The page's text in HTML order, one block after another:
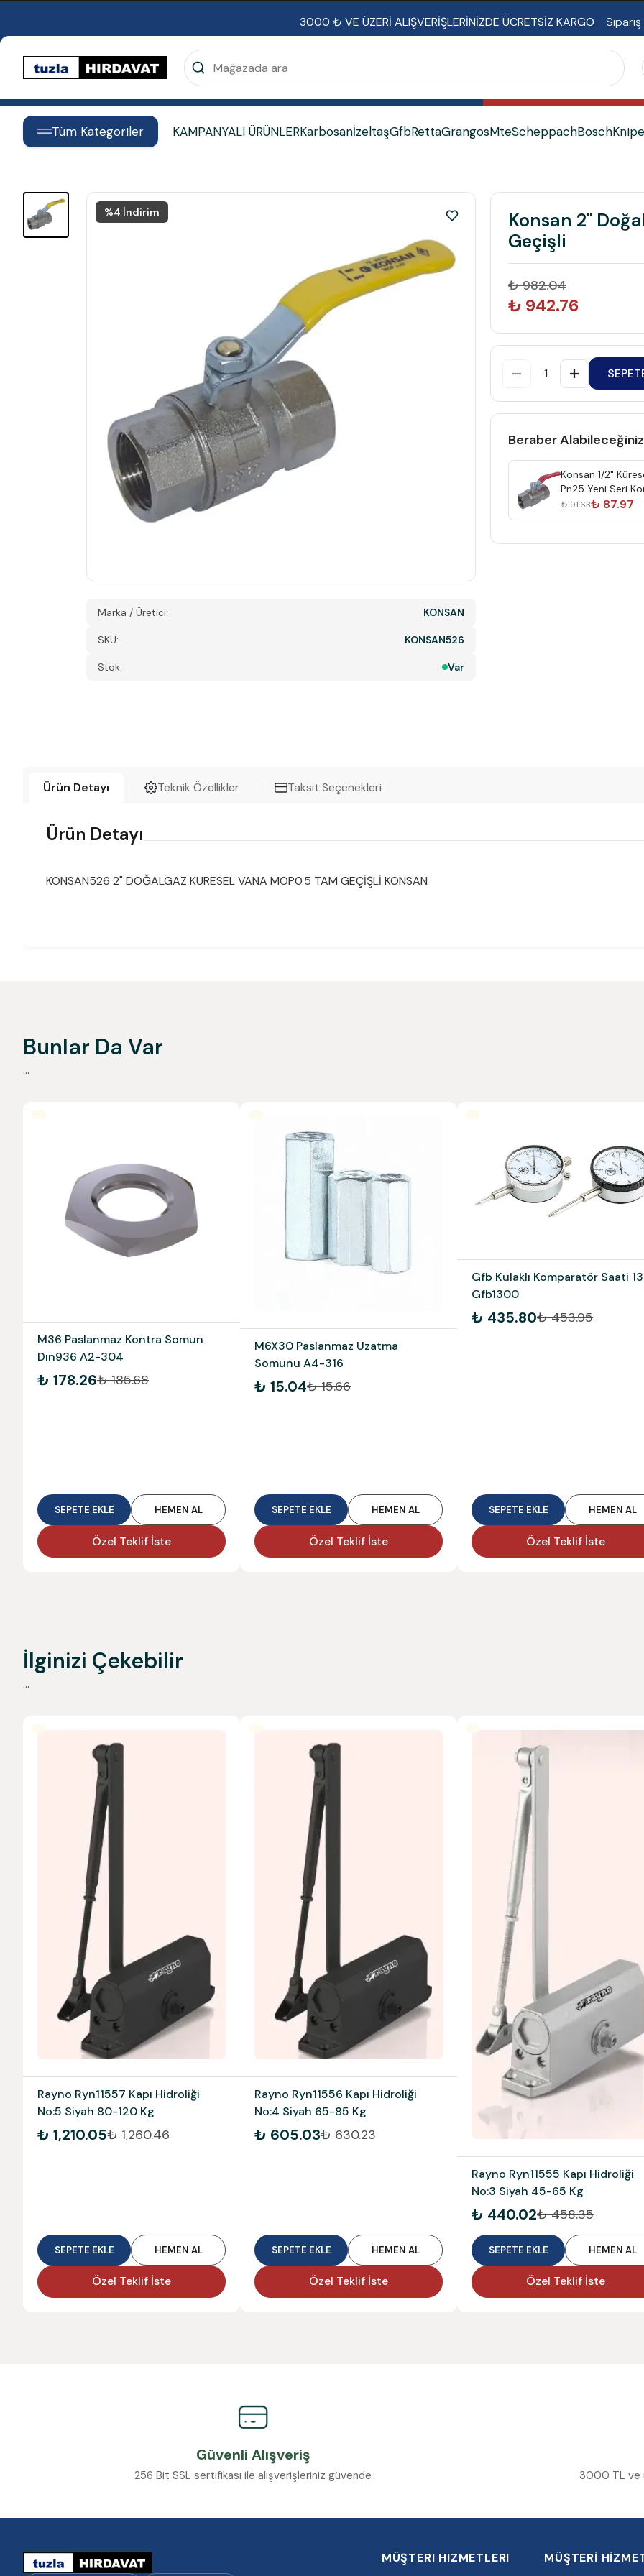
3000 ₺ VE ÜZERİ ALIŞVERİŞLERİNİZDE ÜCRETSİZ KARGO Sipariş
Tüm Kategoriler KAMPANYALI ÜRÜNLERKarbosanİzeltaşGfbRettaGrangosMteScheppachBosch
%4 İndirim
Marka / Üretici: KONSAN
SKU: KONSAN526
Stok: Var
Konsan 2"
Geçişli
₺ 982.04
₺ 942.76
Beraber
Konsan 1/2"
Pn25 Yeni Seri
₺ 91.63₺ 87.97
Ürün Detayı Teknik Özellikler Taksit Seçenekleri
Ürün Detayı
KONSAN526 2" DOĞALGAZ KÜRESEL VANA MOP0.5 TAM GEÇİŞLİ KONSAN
Bunlar Da Var
...
M36 Paslanmaz Kontra Somun
Dın936 A2-304
₺ 178.26₺ 185.68
SEPETE EKLE HEMEN AL
Özel Teklif İste
M6X30 Paslanmaz Uzatma
Somunu A4-316
₺ 15.04₺ 15.66
SEPETE EKLE HEMEN AL
Özel Teklif İste
Gfb Kulaklı Komparatör Saati
Gfb1300
₺ 435.80₺ 453.95
SEPETE EKLE HEMEN AL
Özel Teklif İste
İlginizi Çekebilir
...
Rayno Ryn11557 Kapı Hidroliği
No:5 Siyah 80-120 Kg
₺ 1,210.05₺ 1,260.46
SEPETE EKLE HEMEN AL
Özel Teklif İste
Rayno Ryn11556 Kapı Hidroliği
No:4 Siyah 65-85 Kg
₺ 605.03₺ 630.23
SEPETE EKLE HEMEN AL
Özel Teklif İste
Rayno Ryn11555 Kapı Hidroliği
No:3 Siyah 45-65 Kg
₺ 440.02₺ 458.35
SEPETE EKLE HEMEN AL
Özel Teklif İste
Güvenli Alışveriş
256 Bit SSL sertifikası ile alışverişleriniz güvende 3000 TL ve
MÜŞTERI HIZMETLERI MÜŞTERİ